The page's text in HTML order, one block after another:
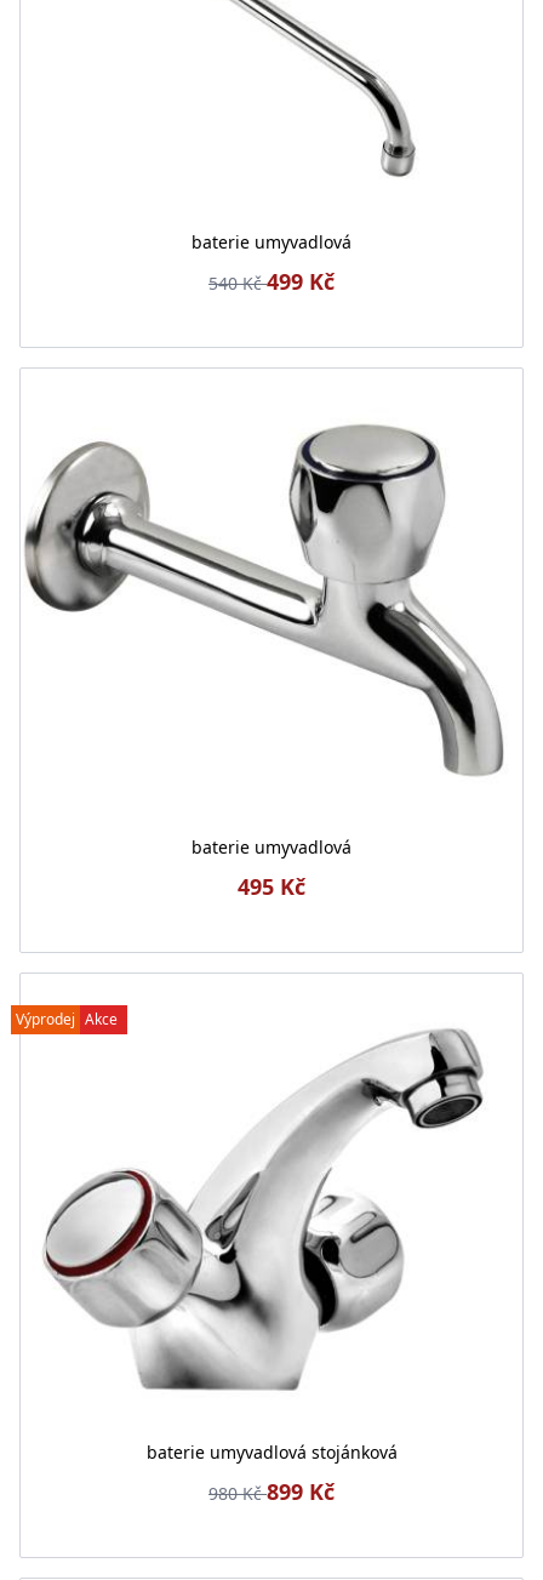
baterie umyvadlová
540 Kč499 Kč
baterie umyvadlová
495 Kč
Výprodej Akce
baterie umyvadlová stojánková
980 Kč899 Kč